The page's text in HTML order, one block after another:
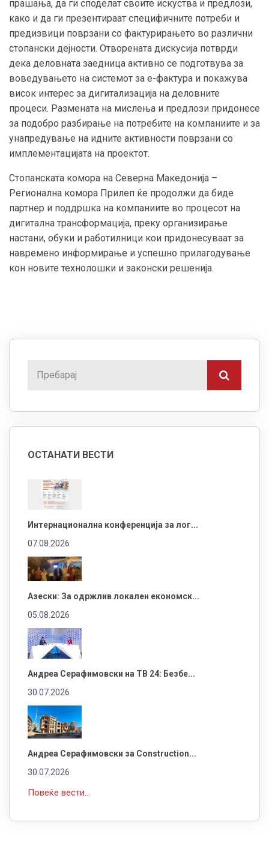
прашања, да ги споделат своите искуства и предлози,
како и да ги презентираат специфичните потреби и
предизвици поврзани со фактурирањето во различни
стопански дејности. Отворената дискусија потврди
дека деловната заедница активно се подготвува за
воведувањето на системот за е-фактура и покажува
висок интерес за дигитализација на деловните
процеси. Размената на мислења и предлози придонесе
за подобро разбирање на потребите на компаниите и за
унапредување на идните активности поврзани со
имплементацијата на проектот.
Стопанската комора на Северна Македонија –
Регионална комора Прилеп ќе продолжи да биде
партнер и поддршка на компаниите во процесот на
дигитална трансформација, преку организирање
настани, обуки и работилници кои придонесуваат за
навремено информирање и успешно прилагодување
кон новите технолошки и законски решенија.
ОСТАНАТИ ВЕСТИ
Интернационална конференција за лог...
07.08.2026
Азески: За одржлив локален економск...
05.08.2026
Андреа Серафимовски на ТВ 24: Безбе...
30.07.2026
Андреа Серафимовски за Construction...
30.07.2026
Повеќе вести...